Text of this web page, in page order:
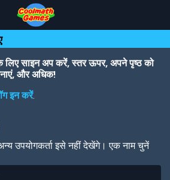
लिए साइन अप करें, स्तर ऊपर, अपने पृष्ठ को
और अधिक!
इन करें.
उपयोगकर्ता इसे नहीं देखेंगे। एक नाम चुनें